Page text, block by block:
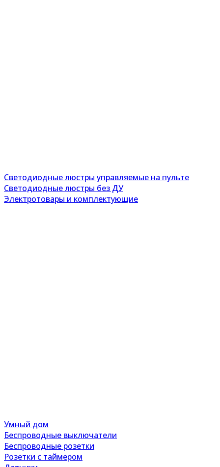
Светодиодные люстры управляемые на пульте
Светодиодные люстры без ДУ
Электротовары и комплектующие
Умный дом
Беспроводные выключатели
Беспроводные розетки
Розетки с таймером